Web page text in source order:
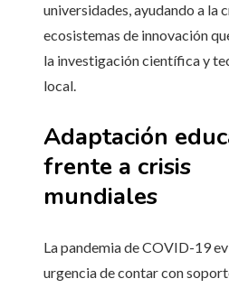
universidades, ayudando a la
ecosistemas de innovación
la investigación científica y
local.
Adaptación
frente a crisis
mundiales
La pandemia de COVID-19
urgencia de contar con